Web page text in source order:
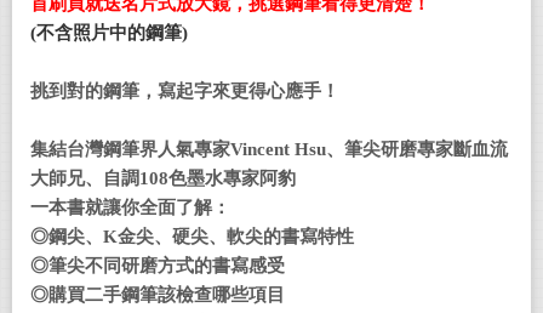
(不含照片中的鋼筆)
挑到對的鋼筆 ， 寫起字來更得心應手！
集結台灣鋼筆界人氣專家Vincent Hsu、 筆尖研磨專家斷血流
大師兄、自調108色墨水專家阿豹
一本書就讓你全面了解：
◎鋼尖、 K金尖、 硬尖、 軟尖的書寫特性
◎筆尖不同研磨方式的書寫感受
◎購買二手鋼筆該檢查哪些項目